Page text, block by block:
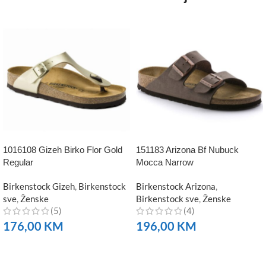
1016108 Gizeh Birko Flor Gold
Regular
Birkenstock Gizeh Birkenstock
sve Ženske
(5)
176,00 KM
151183 Arizona Bf Nubuck
Mocca Narrow
Birkenstock Arizona
Birkenstock sve Ženske
(4)
196,00 KM